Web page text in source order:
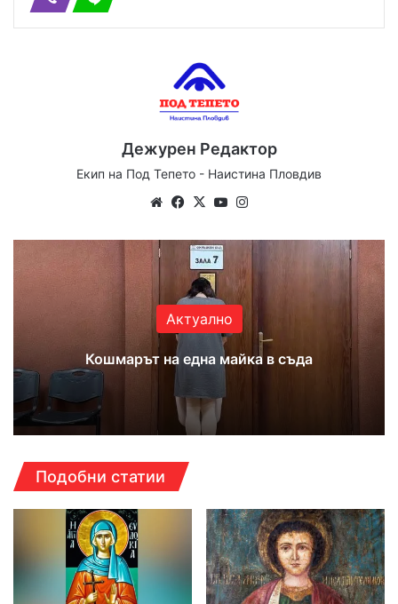
Дежурен Редактор
Екип на Под Тепето - Наистина Пловдив
WebsiteFacebook
X YouTube
Актуално
Кошмарът на една майка в съда
Подобни статии